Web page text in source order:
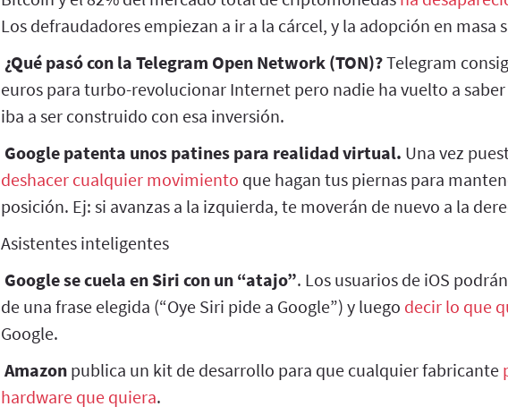
Los defraudadores empiezan a ir a la cárcel, y la adopción en masa
¿Qué pasó con la Telegram Open Network (TON)?Telegram
euros para turbo-revolucionar Internet pero nadie ha vuelto a saber
iba a ser construido con esa inversión.
Google patenta unos patines para realidad virtual. Una vez
deshacer cualquier movimiento que hagan tus piernas para
posición. Ej: si avanzas a la izquierda, te moverán de nuevo a la
Asistentes inteligentes
Google se cuela en Siri con un “atajo”. Los usuarios de iOS
de una frase elegida (“Oye Siri pide a Google”) y luego decir lo que
Google.
Amazon publica un kit de desarrollo para que cualquier fabricante
hardware que quiera.